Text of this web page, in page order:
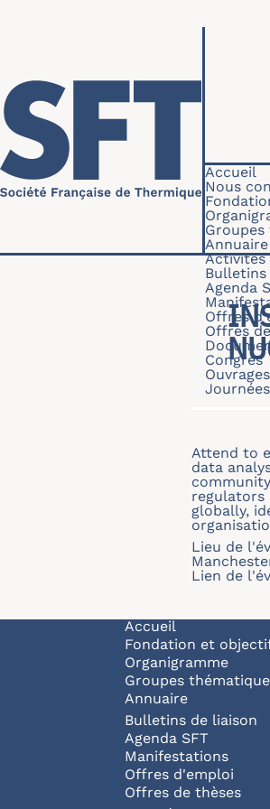
Accueil
Nous
Annuaire
Activités
Bulletins
Agenda
Offres
Offres
Congrès
Ouvrages
Attend to
data
regulators
globally,
Lieu de
Lien de
Navigation
Accueil
Fondation et
Organigramme
Groupes
Annuaire
Bulletins de liaison
Agenda SFT
Manifestations
Offres d'emploi
Offres de thèses